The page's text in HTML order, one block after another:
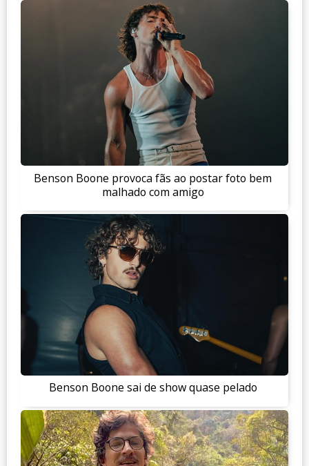
Benson Boone provoca fãs ao postar foto bem
malhado com amigo
Benson Boone sai de show quase pelado